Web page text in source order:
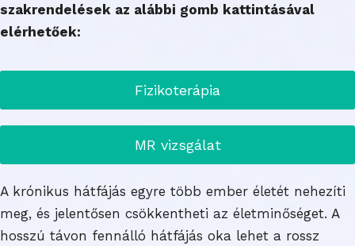
szakrendelések az alábbi gomb kattintásával
elérhetőek:
Fizikoterápia
MR vizsgálat
A krónikus hátfájás egyre több ember életét nehezíti
meg, és jelentősen csökkentheti az életminőséget. A
hosszú távon fennálló hátfájás oka lehet a rossz